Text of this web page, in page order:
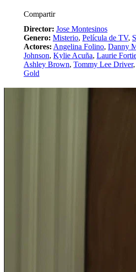
Compartir
Director: Jose Montesinos
Genero: Misterio, Película de TV,
Actores: Angelina Folino, Danny
Johnson, Kylie Acuña, Laurie
Ashley Brown, Tommy Lee Driver,
Gold